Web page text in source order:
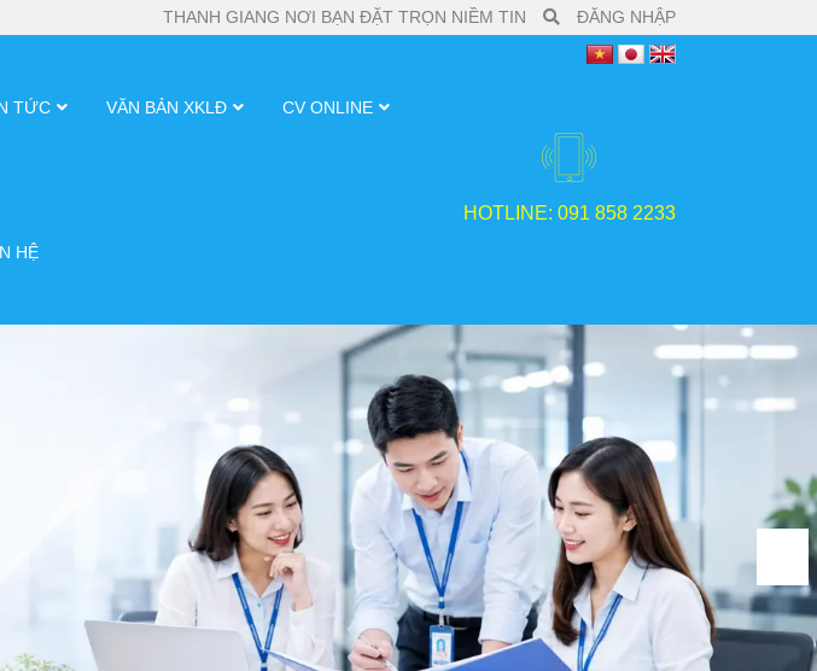
THANH GIANG NƠI BẠN ĐẶT TRỌN NIỀM TIN ĐĂNG NHẬP
TỨC VĂN BẢN XKLĐ CV ONLINE
HỆ
HOTLINE: 091 858 2233